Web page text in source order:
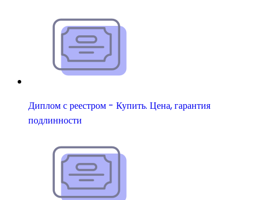
Диплом с реестром - Купить. Цена, гарантия
подлинности